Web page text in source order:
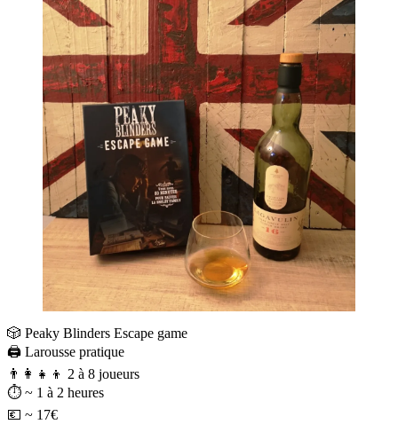
🎲 Peaky Blinders Escape game
🖨️ Larousse pratique
👨‍👩‍👧‍👦 2 à 8 joueurs⠀
⏱️ ~ 1 à 2 heures⠀
💶 ~ 17€⠀